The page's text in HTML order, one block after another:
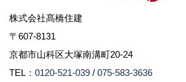
株式会社髙橋住建
〒607-8131
京都市山科区大塚南溝町20-24
TEL： 0120-521-039 / 075-583-3636